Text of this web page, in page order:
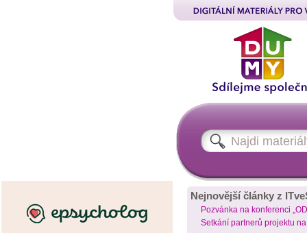
Nejnovější články z
Pozvánka na konferenci
Setkání partnerů projektu